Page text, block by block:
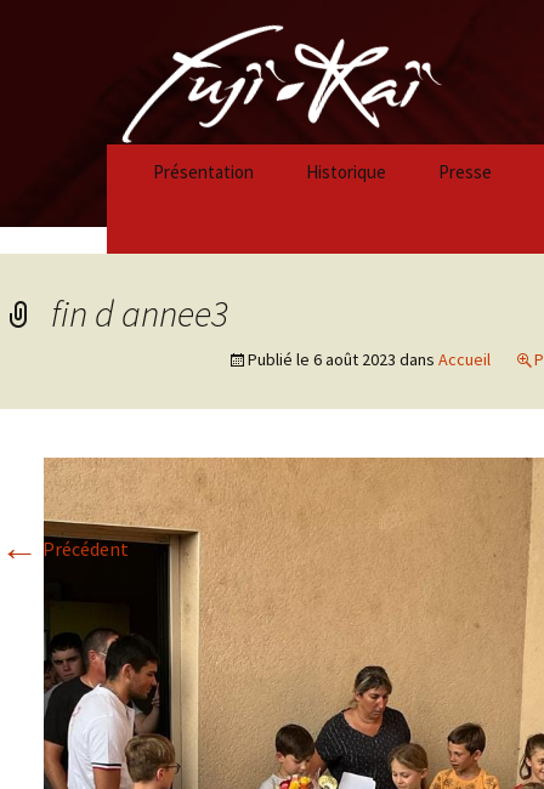
Présentation Historique
Historique 2018/2019
Historique 2017-2018
Historique 2016-2017
Historique 2015-2016
Presse
fin d annee3
Publié le 6 août 2023 dans Accueil
← Précédent